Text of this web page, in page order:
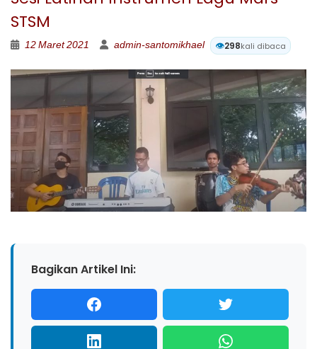
STSM
12 Maret 2021 admin-santomikhael 👁️298kali dibaca
Bagikan Artikel Ini: